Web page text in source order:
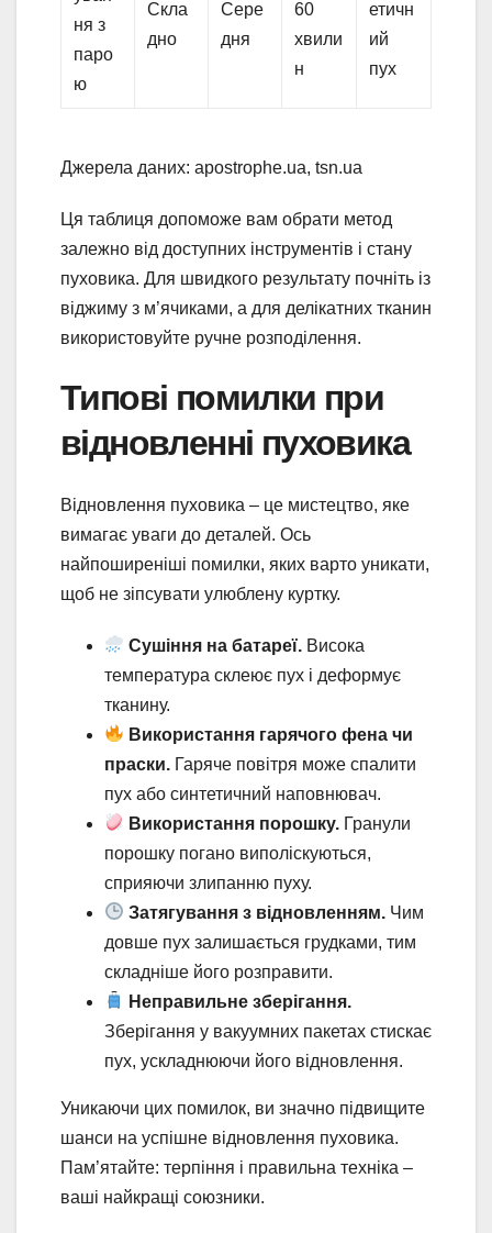
ня з
паро
ю
Скла
дно
Сере
дня
60
хвили
н
етичн
ий
пух
Джерела даних: apostrophe.ua, tsn.ua
Ця таблиця допоможе вам обрати метод
залежно від доступних інструментів і стану
пуховика. Для швидкого результату почніть із
віджиму з м’ячиками, а для делікатних тканин
використовуйте ручне розподілення.
Типові помилки при
відновленні пуховика
Відновлення пуховика – це мистецтво, яке
вимагає уваги до деталей. Ось
найпоширеніші помилки, яких варто уникати,
щоб не зіпсувати улюблену куртку.
Сушіння на батареї. Висока
температура склеює пух і деформує
тканину.
Використання гарячого фена чи
праски. Гаряче повітря може спалити
пух або синтетичний наповнювач.
Використання порошку. Гранули
порошку погано виполіскуються,
сприяючи злипанню пуху.
Затягування з відновленням. Чим
довше пух залишається грудками, тим
складніше його розправити.
Неправильне зберігання.
Зберігання у вакуумних пакетах стискає
пух, ускладнюючи його відновлення.
Уникаючи цих помилок, ви значно підвищите
шанси на успішне відновлення пуховика.
Пам’ятайте: терпіння і правильна техніка –
ваші найкращі союзники.